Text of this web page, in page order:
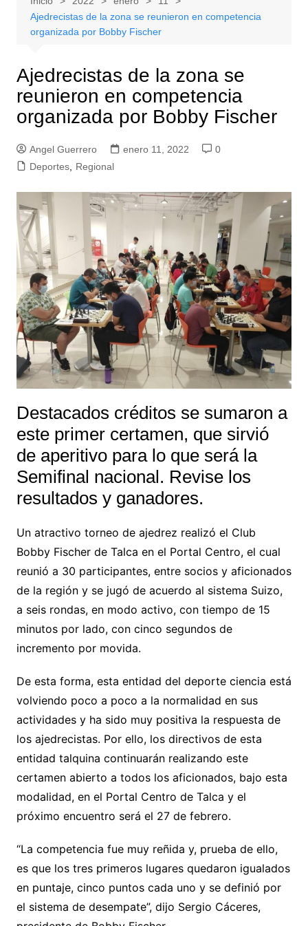
Ajedrecistas de la zona se reunieron en competencia
organizada por Bobby Fischer
Ajedrecistas de la zona se
reunieron en competencia
organizada por Bobby Fischer
Angel Guerrero enero 11, 2022
0
Deportes, Regional
Destacados créditos se sumaron a
este primer certamen, que sirvió
de aperitivo para lo que será la
Semifinal nacional. Revise los
resultados y ganadores.
Un atractivo torneo de ajedrez realizó el Club
Bobby Fischer de Talca en el Portal Centro, el cual
reunió a 30 participantes, entre socios y aficionados
de la región y se jugó de acuerdo al sistema Suizo,
a seis rondas, en modo activo, con tiempo de 15
minutos por lado, con cinco segundos de
incremento por movida.
De esta forma, esta entidad del deporte ciencia está
volviendo poco a poco a la normalidad en sus
actividades y ha sido muy positiva la respuesta de
los ajedrecistas. Por ello, los directivos de esta
entidad talquina continuarán realizando este
certamen abierto a todos los aficionados, bajo esta
modalidad, en el Portal Centro de Talca y el
próximo encuentro será el 27 de febrero.
“La competencia fue muy reñida y, prueba de ello,
es que los tres primeros lugares quedaron igualados
en puntaje, cinco puntos cada uno y se definió por
el sistema de desempate”, dijo Sergio Cáceres,